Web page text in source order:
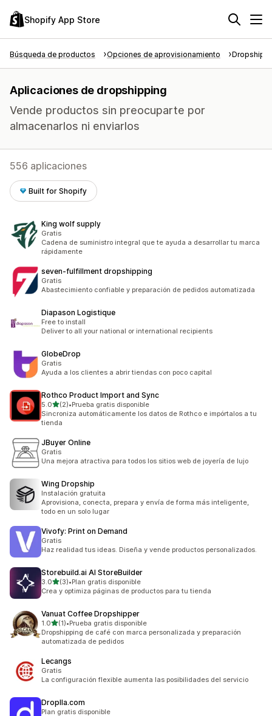
Shopify App Store
Búsqueda de productos Opciones de aprovisionamiento
Aplicaciones de dropshipping
Vende productos sin preocuparte por
almacenarlos ni enviarlos
556 aplicaciones
Built for Shopify
King wolf supply
Gratis
Cadena de suministro integral que te ayuda a desarrollar tu marca
rápidamente
seven‑fulfillment dropshipping
Gratis
Abastecimiento confiable y preparación de pedidos automatizada
Diapason Logistique
Free to install
Deliver to all your national or international recipients
GlobeDrop
Gratis
Ayuda a los clientes a abrir tiendas con poco capital
Rothco Product Import and Sync
5.0de 5 estrellas
(2)
2 reseñas en total
•Prueba gratis disponible
Sincroniza automáticamente los datos de Rothco e impórtalos a tu
tienda
JBuyer Online
Gratis
Una mejora atractiva para todos los sitios web de joyería de lujo
Wing Dropship
Instalación gratuita
Aprovisiona, conecta, prepara y envía de forma más inteligente,
todo en un solo lugar
Vivofy: Print on Demand
Gratis
Haz realidad tus ideas. Diseña y vende productos personalizados.
Storebuild.ai AI StoreBuilder
3.0de 5 estrellas
(3)
3 reseñas en total
•Plan gratis disponible
Crea y optimiza páginas de productos para tu tienda
Vanuat Coffee Dropshipper
1.0de 5 estrellas
(1)
1 reseñas en total
•Prueba gratis disponible
Dropshipping de café con marca personalizada y preparación
automatizada de pedidos
Lecangs
Gratis
La configuración flexible aumenta las posibilidades del servicio
Droplla.com
Plan gratis disponible